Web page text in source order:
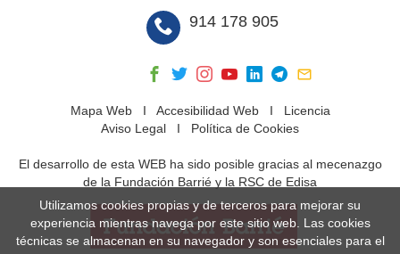
914 178 905
Mapa WebI Accesibilidad WebI Licencia
Aviso Legal I Política de Cookies
El desarrollo de esta WEB ha sido posible gracias al mecenazgo
de la Fundación Barrié y la RSC de Edisa
Utilizamos cookies propias y de terceros para mejorar su
experiencia mientras navega por este sitio web. Las cookies
técnicas se almacenan en su navegador y son esenciales para el